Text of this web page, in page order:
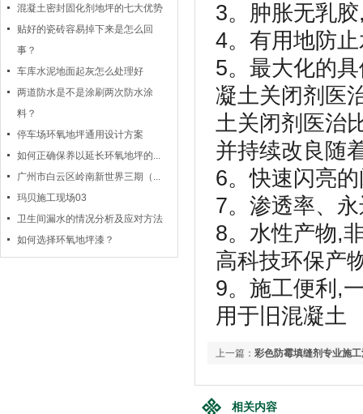
混凝土密封固化剂地坪的七大优势
贴好的瓷砖容易掉下来是怎么回
事？
车库水泥地面起灰怎么处理好
两道防水是不是涂刷两次防水涂
料？
停车场环氧地坪通用设计方案
如何正确保养以延长环氧地坪的...
广州市白云区岭南新世界三期（...
玛贝施工现场03
卫生间漏水的情况分析及应对方法
如何选择环氧地坪漆？
3。肿胀无乳
4。有用地防
5。最大化的
凝土关闭剂医
土关闭剂医治
并持续改良随
6。快速闪亮
7。渗透率、
8。水性产物,
高科技环保产
9。施工便利,
用于旧混凝土
上一篇： 彩色防霉填缝剂专业施
相关内容